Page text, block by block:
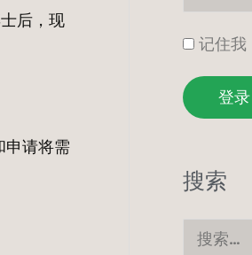
后，现
申请将需
记住我
登录
搜索
搜